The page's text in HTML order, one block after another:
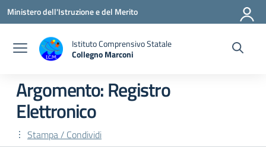
Vai ai contenuti
Vai al menu di navigazione
Vai al footer
Ministero dell'Istruzione e del Merito
Istituto Comprensivo Statale
Collegno Marconi
Argomento: Registro
Elettronico
Stampa / Condividi